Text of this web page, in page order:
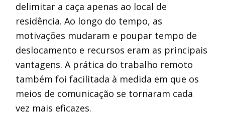
delimitar a caça apenas ao local de
residência. Ao longo do tempo, as
motivações mudaram e poupar tempo de
deslocamento e recursos eram as principais
vantagens. A prática do trabalho remoto
também foi facilitada à medida em que os
meios de comunicação se tornaram cada
vez mais eficazes.